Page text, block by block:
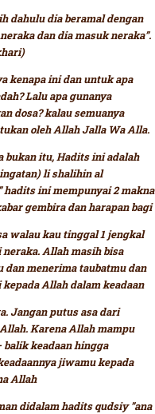
dahulu dia beramal dengan
dan dia masuk neraka”.
kenapa ini dan untuk apa
Lalu apa gunanya
dosa? kalau semuanya
oleh Allah Jalla Wa Alla.
bukan itu, Hadits ini adalah
li shalihin al
hadits ini mempunyai 2 makna
gembira dan harapan bagi
walau kau tinggal 1 jengkal
Allah masih bisa
dan menerima taubatmu dan
Allah dalam keadaan
Jangan putus asa dari
Karena Allah mampu
balik keadaan hingga
jiwamu kepada
Allah
didalam hadits qudsiy”ana